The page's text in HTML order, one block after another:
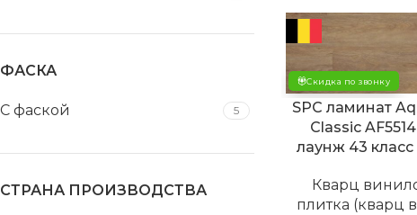
ФАСКА
С фаской 5
СТРАНА ПРОИЗВОДСТВА
Скидка по звонку
SPC ламинат
Classic
лаунж 43 класс
Кварц
плитка (кварц